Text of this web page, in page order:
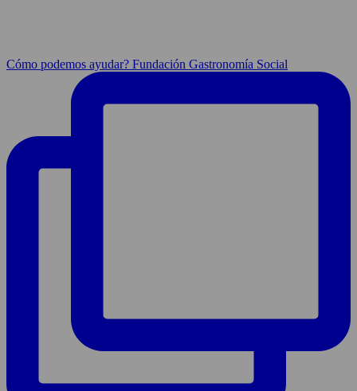
Cómo podemos ayudar? Fundación Gastronomía Social